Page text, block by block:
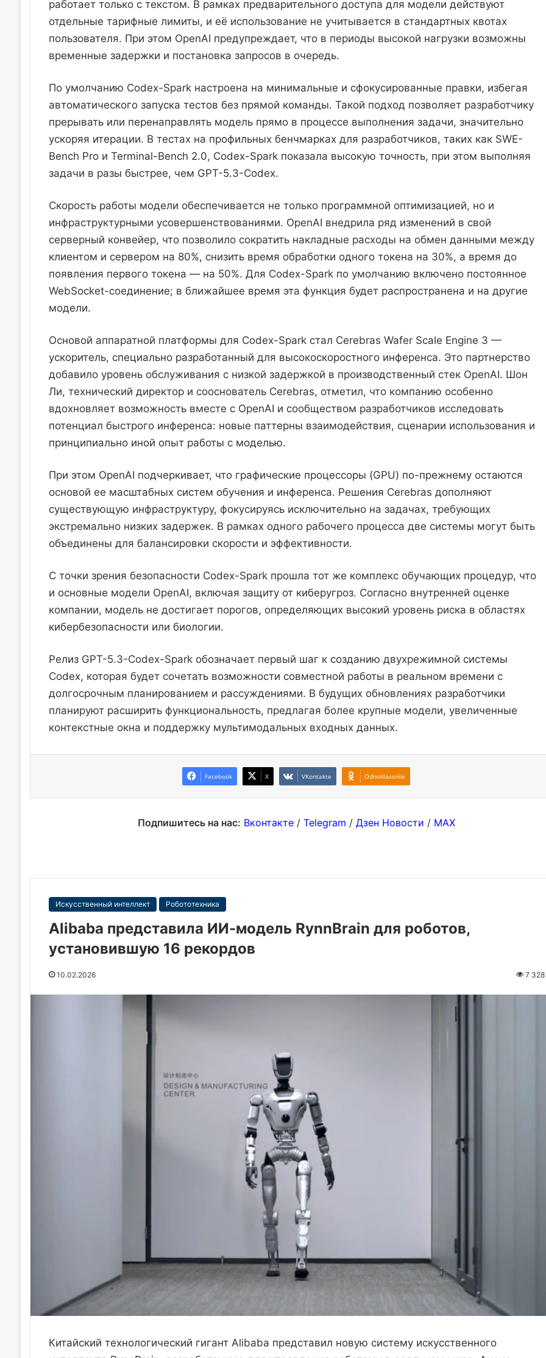
работает только с текстом. В рамках предварительного доступа для модели действуют
отдельные тарифные лимиты, и её использование не учитывается в стандартных квотах
пользователя. При этом OpenAI предупреждает, что в периоды высокой нагрузки возможны
временные задержки и постановка запросов в очередь.
По умолчанию Codex-Spark настроена на минимальные и сфокусированные правки, избегая
автоматического запуска тестов без прямой команды. Такой подход позволяет разработчику
прерывать или перенаправлять модель прямо в процессе выполнения задачи, значительно
ускоряя итерации. В тестах на профильных бенчмарках для разработчиков, таких как SWE-
Bench Pro и Terminal-Bench 2.0, Codex-Spark показала высокую точность, при этом выполняя
задачи в разы быстрее, чем GPT-5.3-Codex.
Скорость работы модели обеспечивается не только программной оптимизацией, но и
инфраструктурными усовершенствованиями. OpenAI внедрила ряд изменений в свой
серверный конвейер, что позволило сократить накладные расходы на обмен данными между
клиентом и сервером на 80%, снизить время обработки одного токена на 30%, а время до
появления первого токена — на 50%. Для Codex-Spark по умолчанию включено постоянное
WebSocket-соединение; в ближайшее время эта функция будет распространена и на другие
модели.
Основой аппаратной платформы для Codex-Spark стал Cerebras Wafer Scale Engine 3 —
ускоритель, специально разработанный для высокоскоростного инференса. Это партнерство
добавило уровень обслуживания с низкой задержкой в производственный стек OpenAI. Шон
Ли, технический директор и сооснователь Cerebras, отметил, что компанию особенно
вдохновляет возможность вместе с OpenAI и сообществом разработчиков исследовать
потенциал быстрого инференса: новые паттерны взаимодействия, сценарии использования и
принципиально иной опыт работы с моделью.
При этом OpenAI подчеркивает, что графические процессоры (GPU) по-прежнему остаются
основой ее масштабных систем обучения и инференса. Решения Cerebras дополняют
существующую инфраструктуру, фокусируясь исключительно на задачах, требующих
экстремально низких задержек. В рамках одного рабочего процесса две системы могут быть
объединены для балансировки скорости и эффективности.
С точки зрения безопасности Codex-Spark прошла тот же комплекс обучающих процедур, что
и основные модели OpenAI, включая защиту от киберугроз. Согласно внутренней оценке
компании, модель не достигает порогов, определяющих высокий уровень риска в областях
кибербезопасности или биологии.
Релиз GPT-5.3-Codex-Spark обозначает первый шаг к созданию двухрежимной системы
Codex, которая будет сочетать возможности совместной работы в реальном времени с
долгосрочным планированием и рассуждениями. В будущих обновлениях разработчики
планируют расширить функциональность, предлагая более крупные модели, увеличенные
контекстные окна и поддержку мультимодальных входных данных.
Facebook X VKontakte Odnoklassniki
Подпишитесь на нас: Вконтакте/ Telegram / Дзен Новости / MAX